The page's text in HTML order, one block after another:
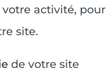
activité, pour
site.
de votre site